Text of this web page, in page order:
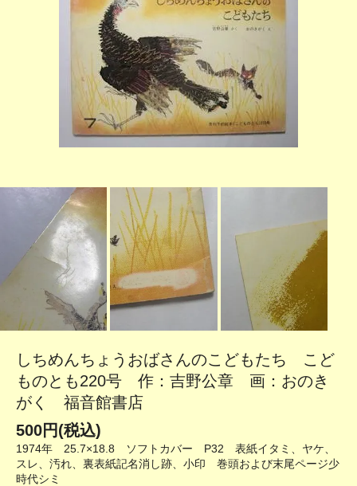
しちめんちょうおばさんのこどもたち こど
ものとも220号 作：吉野公章 画：おのき
がく 福音館書店
500円(税込)
1974年 25.7×18.8 ソフトカバー P32 表紙イタミ、ヤケ、
スレ、汚れ、裏表紙記名消し跡、小印 巻頭および末尾ページ少
時代シミ